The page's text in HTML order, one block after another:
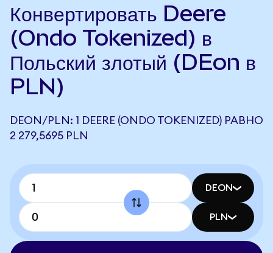
Конвертировать Deere
(Ondo Tokenized) в
Польский злотый (DEon в
PLN)
DEON/PLN: 1 DEERE (ONDO TOKENIZED) РАВНО
2 279,5695 PLN
DEON
PLN